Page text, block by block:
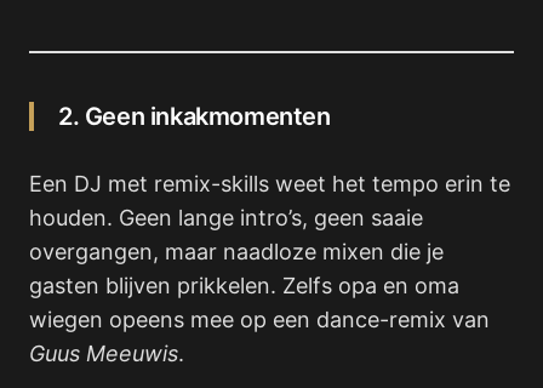
2. Geen inkakmomenten
Een DJ met remix-skills weet het tempo erin te
houden. Geen lange intro’s, geen saaie
overgangen, maar naadloze mixen die je
gasten blijven prikkelen. Zelfs opa en oma
wiegen opeens mee op een dance-remix van
Guus Meeuwis.